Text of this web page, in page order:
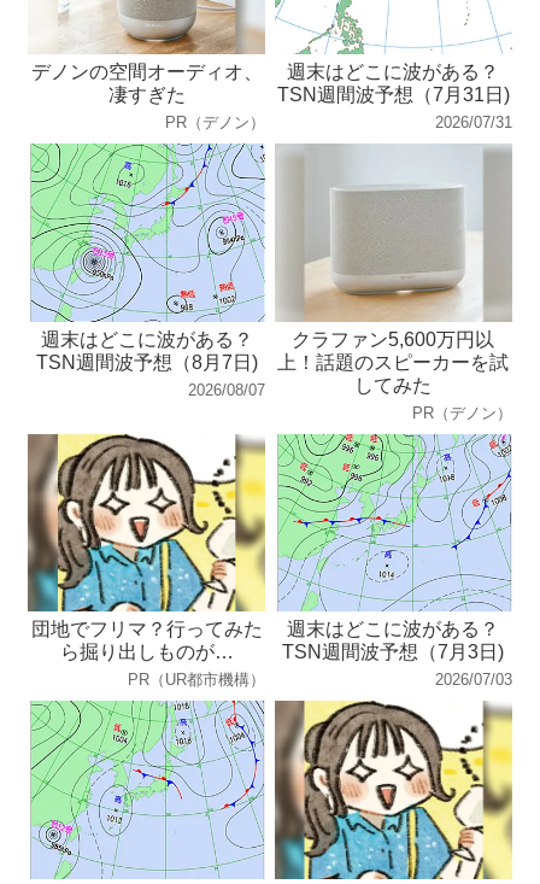
デノンの空間オーディオ、
凄すぎた
PR（デノン）
週末はどこに波がある？
TSN週間波予想（7月31日)
2026/07/31
週末はどこに波がある？
TSN週間波予想（8月7日)
2026/08/07
クラファン5,600万円以
上！話題のスピーカーを試
してみた
PR（デノン）
団地でフリマ？行ってみた
ら掘り出しものが…
PR（UR都市機構）
週末はどこに波がある？
TSN週間波予想（7月3日)
2026/07/03